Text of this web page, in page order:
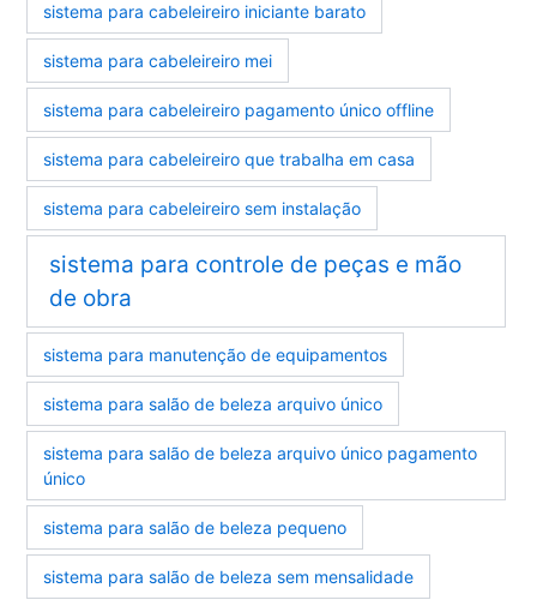
sistema para cabeleireiro iniciante barato
sistema para cabeleireiro mei
sistema para cabeleireiro pagamento único offline
sistema para cabeleireiro que trabalha em casa
sistema para cabeleireiro sem instalação
sistema para controle de peças e mão
de obra
sistema para manutenção de equipamentos
sistema para salão de beleza arquivo único
sistema para salão de beleza arquivo único pagamento
único
sistema para salão de beleza pequeno
sistema para salão de beleza sem mensalidade